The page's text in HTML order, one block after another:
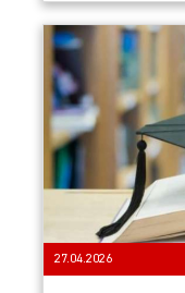
27.04.2026